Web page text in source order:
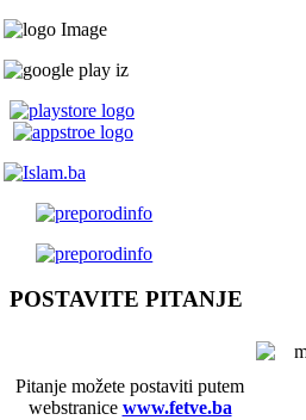
POSTAVITE PITANJE
Pitanje možete postaviti putem
webstranice www.fetve.ba